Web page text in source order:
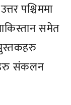
पश्चिममा
समेत
पुस्तकहरु
संकलन